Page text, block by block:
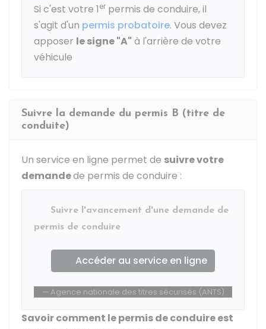
Si c'est votre 1er permis de conduire, il
s'agit d'un permis probatoire. Vous devez
apposer le signe "A" à l'arrière de votre
véhicule
Suivre la demande du permis B (titre de
conduite)
Un service en ligne permet de suivre votre
demandede permis de conduire :
Suivre l'avancement d'une demande de
permis de conduire
Accéder au service en ligne
Agence nationale des titres sécurisés (ANTS)
Savoir comment le permis de conduire est